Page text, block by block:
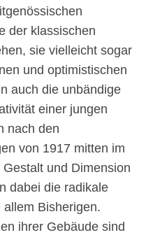
der klassischen
sie vielleicht sogar
und optimistischen
auch die unbändige
einer jungen
nach den
von 1917 mitten im
und Dimension
dabei die radikale
Bisherigen.
ihrer Gebäude sind